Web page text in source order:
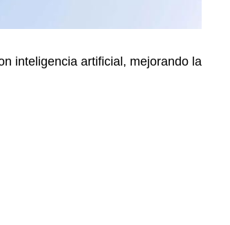
inteligencia artificial, mejorando la